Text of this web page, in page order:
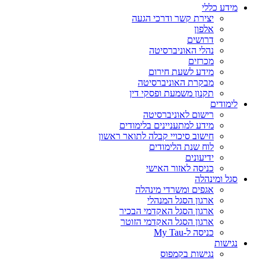
מידע כללי
יצירת קשר ודרכי הגעה
אלפון
דרושים
נהלי האוניברסיטה
מכרזים
מידע לשעת חירום
מבקרת האוניברסיטה
תקנון משמעת ופסקי דין
לימודים
רישום לאוניברסיטה
מידע למתעניינים בלימודים
חישוב סיכויי קבלה לתואר ראשון
לוח שנת הלימודים
ידיעונים
כניסה לאזור האישי
סגל ומינהלה
אגפים ומשרדי מינהלה
ארגון הסגל המנהלי
ארגון הסגל האקדמי הבכיר
ארגון הסגל האקדמי הזוטר
כניסה ל-My Tau
נגישות
נגישות בקמפוס